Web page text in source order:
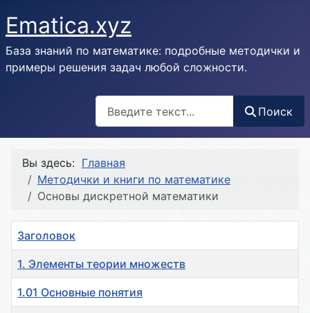
Ematica.xyz
База знаний по математике: подробные методички и
примеры решения задач любой сложности.
Поиск
Вы здесь: Главная
Методички и книги по математике
Основы дискретной математики
Заголовок
1. Элементы теории множеств
1.01 Основные понятия